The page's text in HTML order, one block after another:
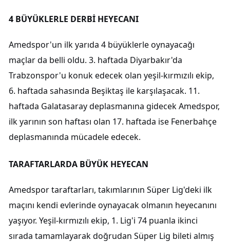
4 BÜYÜKLERLE DERBİ HEYECANI
Amedspor'un ilk yarıda 4 büyüklerle oynayacağı
maçlar da belli oldu. 3. haftada Diyarbakır'da
Trabzonspor'u konuk edecek olan yeşil-kırmızılı ekip,
6. haftada sahasında Beşiktaş ile karşılaşacak. 11.
haftada Galatasaray deplasmanına gidecek Amedspor,
ilk yarının son haftası olan 17. haftada ise Fenerbahçe
deplasmanında mücadele edecek.
TARAFTARLARDA BÜYÜK HEYECAN
Amedspor taraftarları, takımlarının Süper Lig'deki ilk
maçını kendi evlerinde oynayacak olmanın heyecanını
yaşıyor. Yeşil-kırmızılı ekip, 1. Lig'i 74 puanla ikinci
sırada tamamlayarak doğrudan Süper Lig bileti almış